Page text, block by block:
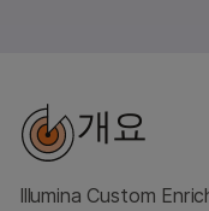
개요
Illumina Custom